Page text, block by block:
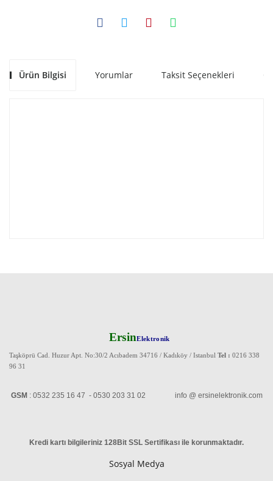
Ürün Bilgisi Yorumlar Taksit Seçenekleri
ErsinElektronik
Taşköprü Cad. Huzur Apt. No:30/2 Acıbadem 34716 / Kadıköy / Istanbul Tel : 0216 338
96 31
GSM : 0532 235 16 47 - 0530 203 31 02 info @ ersinelektronik.com
Kredi kartı bilgileriniz 128Bit SSL Sertifikası ile korunmaktadır.
Sosyal Medya